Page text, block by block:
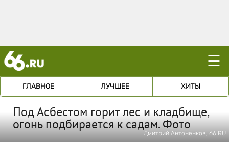
☰
ГЛАВНОЕ ЛУЧШЕЕ ХИТЫ
Под Асбестом горит лес и кладбище,
огонь подбирается к садам. Фото
Дмитрий Антоненков, 66.RU